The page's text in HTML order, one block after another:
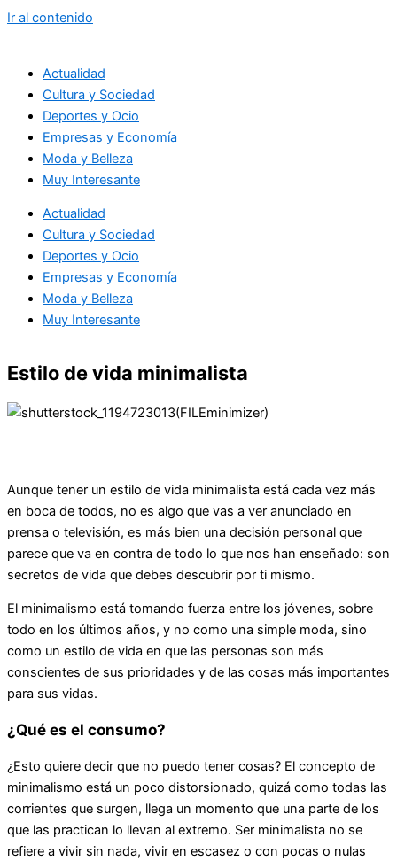
Ir al contenido
Actualidad
Cultura y Sociedad
Deportes y Ocio
Empresas y Economía
Moda y Belleza
Muy Interesante
Actualidad
Cultura y Sociedad
Deportes y Ocio
Empresas y Economía
Moda y Belleza
Muy Interesante
Estilo de vida minimalista
Aunque tener un estilo de vida minimalista está cada vez más
en boca de todos, no es algo que vas a ver anunciado en
prensa o televisión, es más bien una decisión personal que
parece que va en contra de todo lo que nos han enseñado: son
secretos de vida que debes descubrir por ti mismo.
El minimalismo está tomando fuerza entre los jóvenes, sobre
todo en los últimos años, y no como una simple moda, sino
como un estilo de vida en que las personas son más
conscientes de sus prioridades y de las cosas más importantes
para sus vidas.
¿Qué es el consumo?
¿Esto quiere decir que no puedo tener cosas? El concepto de
minimalismo está un poco distorsionado, quizá como todas las
corrientes que surgen, llega un momento que una parte de los
que las practican lo llevan al extremo. Ser minimalista no se
refiere a vivir sin nada, vivir en escasez o con pocas o nulas